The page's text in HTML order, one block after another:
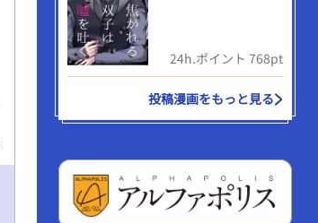
24h.ポイント 768pt
投稿漫画をもっと見る